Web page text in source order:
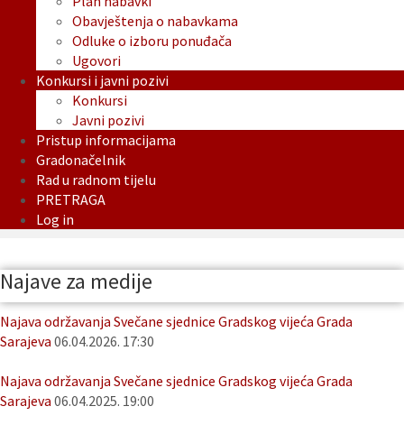
Obavještenja o nabavkama
Odluke o izboru ponuđača
Ugovori
Konkursi i javni pozivi
Konkursi
Javni pozivi
Pristup informacijama
Gradonačelnik
Rad u radnom tijelu
PRETRAGA
Log in
Najave za medije
Najava održavanja Svečane sjednice Gradskog vijeća Grada
Sarajeva 06.04.2026. 17:30
Najava održavanja Svečane sjednice Gradskog vijeća Grada
Sarajeva 06.04.2025. 19:00